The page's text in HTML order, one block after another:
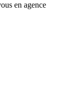
en agence